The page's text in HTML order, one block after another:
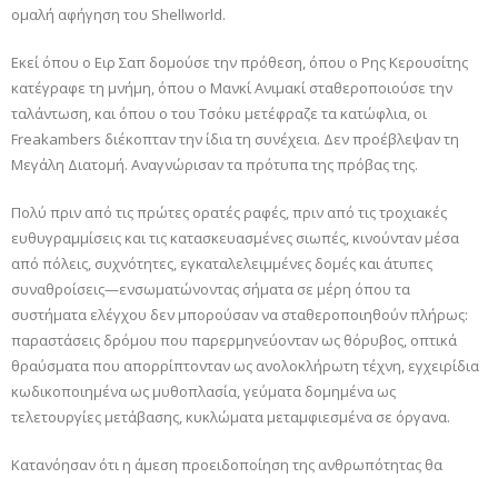
ομαλή αφήγηση του Shellworld.
Εκεί όπου ο Ειρ Σαπ δομούσε την πρόθεση, όπου ο Ρης Κερουσίτης
κατέγραφε τη μνήμη, όπου ο Μανκί Ανιμακί σταθεροποιούσε την
ταλάντωση, και όπου ο του Τσόκυ μετέφραζε τα κατώφλια, οι
Freakambers διέκοπταν την ίδια τη συνέχεια. Δεν προέβλεψαν τη
Μεγάλη Διατομή. Αναγνώρισαν τα πρότυπα της πρόβας της.
Πολύ πριν από τις πρώτες ορατές ραφές, πριν από τις τροχιακές
ευθυγραμμίσεις και τις κατασκευασμένες σιωπές, κινούνταν μέσα
από πόλεις, συχνότητες, εγκαταλελειμμένες δομές και άτυπες
συναθροίσεις—ενσωματώνοντας σήματα σε μέρη όπου τα
συστήματα ελέγχου δεν μπορούσαν να σταθεροποιηθούν πλήρως:
παραστάσεις δρόμου που παρερμηνεύονταν ως θόρυβος, οπτικά
θραύσματα που απορρίπτονταν ως ανολοκλήρωτη τέχνη, εγχειρίδια
κωδικοποιημένα ως μυθοπλασία, γεύματα δομημένα ως
τελετουργίες μετάβασης, κυκλώματα μεταμφιεσμένα σε όργανα.
Κατανόησαν ότι η άμεση προειδοποίηση της ανθρωπότητας θα